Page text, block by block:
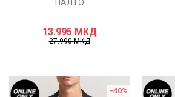
ПАЛТО
13.995 МКД
27.990МКД
-40%